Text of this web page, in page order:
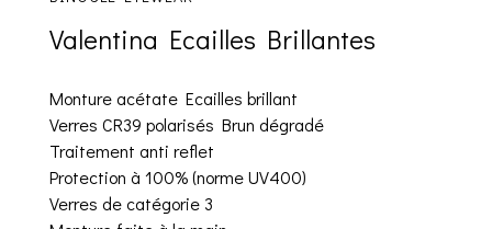
Valentina Ecailles Brillantes
Monture acétate Ecailles brillant
Verres CR39 polarisés Brun dégradé
Traitement anti reflet
Protection à 100% (norme UV400)
Verres de catégorie 3